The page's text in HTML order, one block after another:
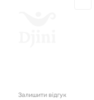
Залишити відгук